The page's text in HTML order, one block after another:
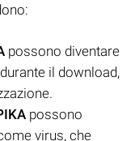
possono diventare
il download,
possono
virus, che